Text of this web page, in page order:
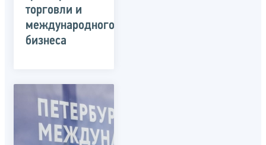
торговли и
международного
бизнеса